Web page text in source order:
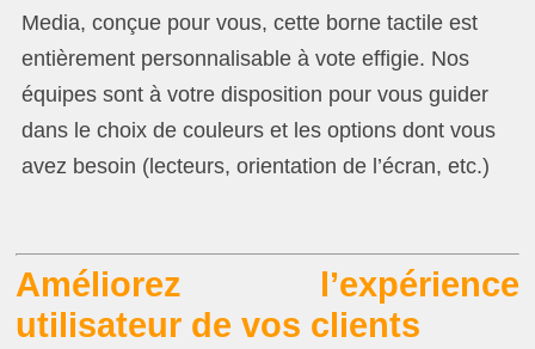
Media, conçue pour vous, cette borne tactile est
entièrement personnalisable à vote effigie. Nos
équipes sont à votre disposition pour vous guider
dans le choix de couleurs et les options dont vous
avez besoin (lecteurs, orientation de l’écran, etc.)
Améliorez l’expérience
utilisateur de vos clients